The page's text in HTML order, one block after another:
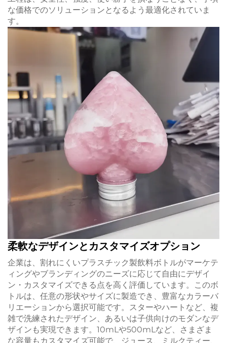
な価格でのソリューションとなるよう最適化されていま
す。
柔軟なデザインとカスタマイズオプション
企業は、割れにくいプラスチック製飲料ボトルがマーケテ
ィングやブランディングのニーズに応じて自由にデザイ
ン・カスタマイズできる点を高く評価しています。このボ
トルは、任意の形状やサイズに製造でき、豊富なカラーバ
リエーションから選択可能です。スターやハートなど、複
雑で洗練されたデザイン、あるいは子供向けのモダンなデ
ザインも実現できます。10mLや500mLなど、さまざま
な容量もカスタマイズ可能で、ジュース、ミルクティー、